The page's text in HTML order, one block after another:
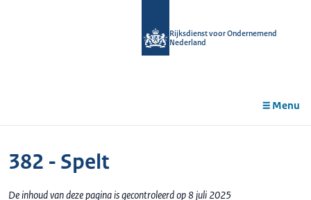
Rijksdienst voor Ondernemend
Nederland
Menu
382 - Spelt
De inhoud van deze pagina is gecontroleerd op 8 juli 2025